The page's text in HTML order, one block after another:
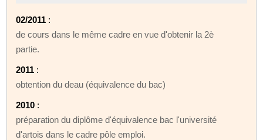
02/2011 :
de cours dans le même cadre en vue d'obtenir la 2è
partie.
2011 :
obtention du deau (équivalence du bac)
2010 :
préparation du diplôme d'équivalence bac l'université
d'artois dans le cadre pôle emploi.